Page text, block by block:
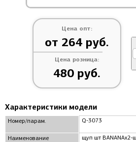
Цена опт:
от 264 руб.
Цена розница:
480 руб.
Характеристики модели
Номер/парам.
Наименование
Q-3073
щуп шт